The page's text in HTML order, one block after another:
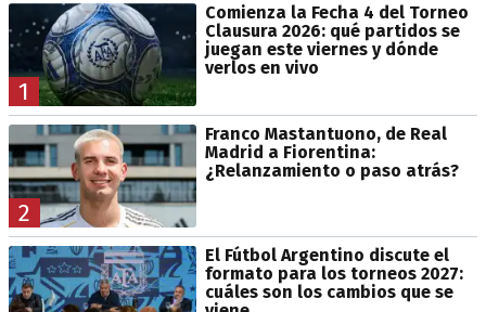
1
Comienza la Fecha 4 del Torneo
Clausura 2026: qué partidos se
juegan este viernes y dónde
verlos en vivo
2
Franco Mastantuono, de Real
Madrid a Fiorentina:
¿Relanzamiento o paso atrás?
El Fútbol Argentino discute el
formato para los torneos 2027:
cuáles son los cambios que se